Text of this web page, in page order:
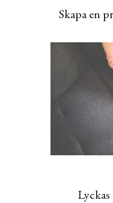
Skapa en